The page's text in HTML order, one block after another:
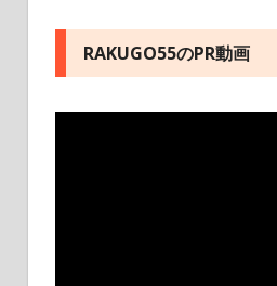
RAKUGO55のPR動画